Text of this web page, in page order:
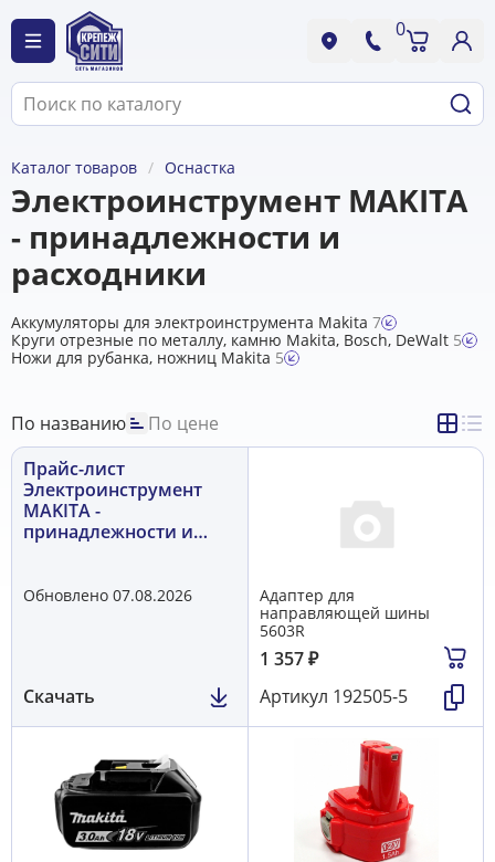
0
Каталог товаров Оснастка
Электроинструмент MAKITA
- принадлежности и
расходники
Аккумуляторы для электроинструмента Makita 7
Круги отрезные по металлу, камню Makita, Bosch, DeWalt 5
Ножи для рубанка, ножниц Makita 5
По названию
По цене
Прайс-лист
Электроинструмент
MAKITA -
принадлежности и
Обновлено 07.08.2026
Скачать
Адаптер для
направляющей шины
5603R
1 357₽
Артикул 192505-5